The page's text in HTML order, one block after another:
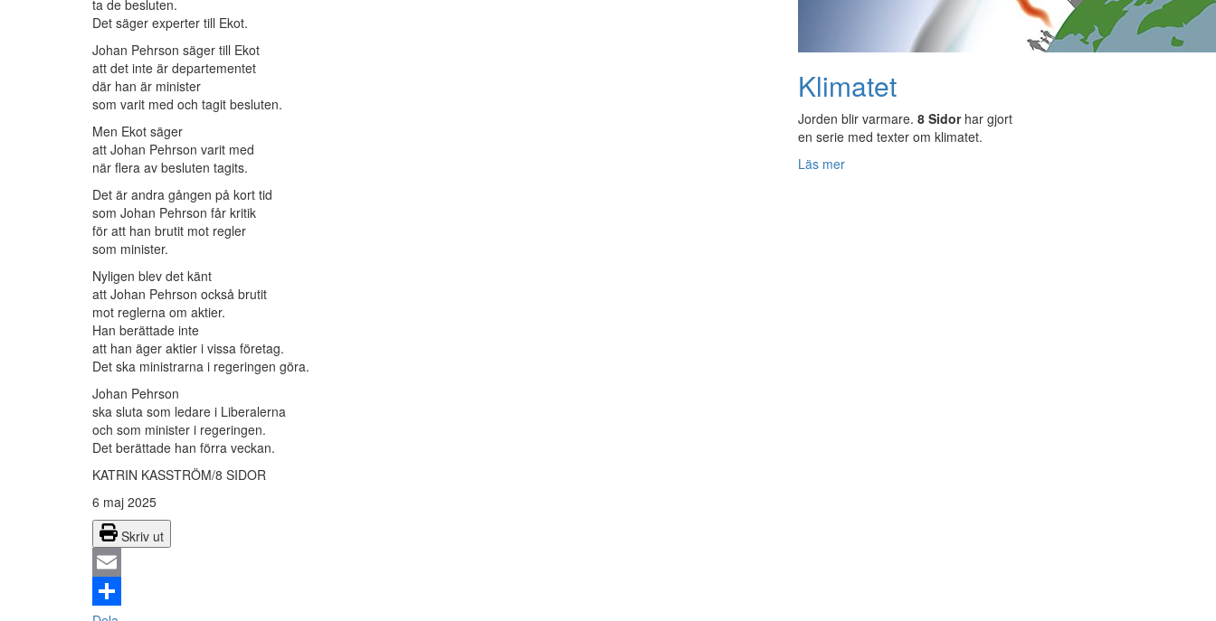
ta de besluten.
Det säger experter till Ekot.
Johan Pehrson säger till Ekot
att det inte är departementet
där han är minister
som varit med och tagit besluten.
Men Ekot säger
att Johan Pehrson varit med
när flera av besluten tagits.
Det är andra gången på kort tid
som Johan Pehrson får kritik
för att han brutit mot regler
som minister.
Nyligen blev det känt
att Johan Pehrson också brutit
mot reglerna om aktier.
Han berättade inte
att han äger aktier i vissa företag.
Det ska ministrarna i regeringen göra.
Johan Pehrson
ska sluta som ledare i Liberalerna
och som minister i regeringen.
Det berättade han förra veckan.
KATRIN KASSTRÖM/8 SIDOR
6 maj 2025
Skriv ut
Email
Klimatet
Jorden blir varmare. 8 Sidorhar gjort
en serie med texter om klimatet.
Läs mer